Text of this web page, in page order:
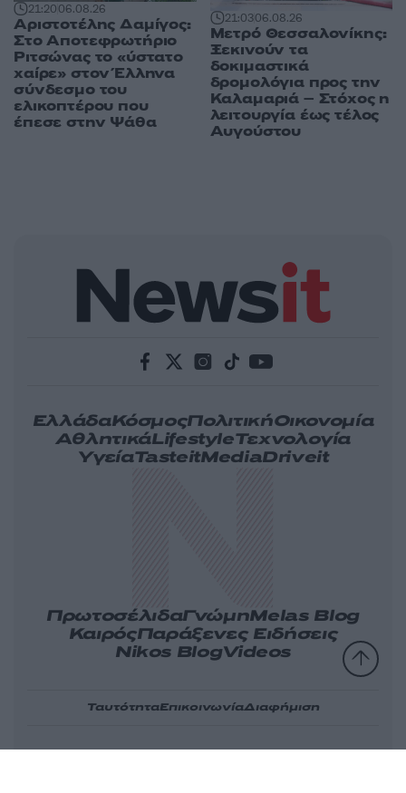
21:2006.08.26
Αριστοτέλης Δαμίγος:
Στο Αποτεφρωτήριο
Ριτσώνας το «ύστατο
χαίρε» στον Έλληνα
σύνδεσμο του
ελικοπτέρου που
έπεσε στην Ψάθα
21:0306.08.26
Μετρό Θεσσαλονίκης:
Ξεκινούν τα
δοκιμαστικά
δρομολόγια προς την
Καλαμαριά – Στόχος η
λειτουργία έως τέλος
Αυγούστου
ΕλλάδαΚόσμοςΠολιτικήΟικονομία
ΑθλητικάLifestyleΤεχνολογία
ΥγείαTasteitMediaDriveit
ΠρωτοσέλιδαΓνώμηMelas Blog
ΚαιρόςΠαράξενες Ειδήσεις
Nikos BlogVideos
ΤαυτότηταΕπικοινωνίαΔιαφήμιση